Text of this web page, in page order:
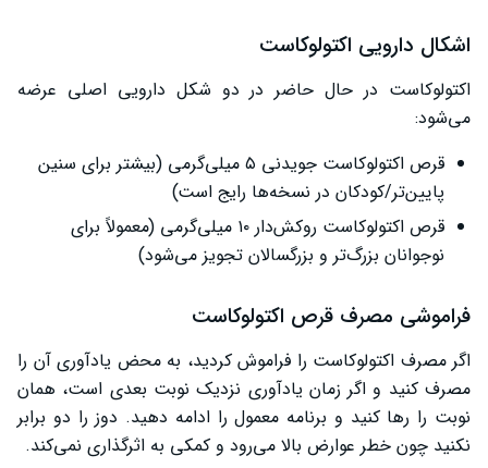
اشکال دارویی اکتولوکاست
اکتولوکاست در حال حاضر در دو شکل دارویی اصلی عرضه
می‌شود:
قرص اکتولوکاست جویدنی ۵ میلی‌گرمی (بیشتر برای سنین
پایین‌تر/کودکان در نسخه‌ها رایج است)
قرص اکتولوکاست روکش‌دار ۱۰ میلی‌گرمی (معمولاً برای
نوجوانان بزرگ‌تر و بزرگسالان تجویز می‌شود)
فراموشی مصرف قرص اکتولوکاست
اگر مصرف اکتولوکاست را فراموش کردید، به محض یادآوری آن را
مصرف کنید و اگر زمان یادآوری نزدیک نوبت بعدی است، همان
نوبت را رها کنید و برنامه معمول را ادامه دهید. دوز را دو برابر
نکنید چون خطر عوارض بالا می‌رود و کمکی به اثرگذاری نمی‌کند.